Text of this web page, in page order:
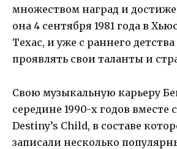
множеством наград и
она 4 сентября 1981 года в
Техас, и уже с раннего
проявлять свои таланты и
Свою музыкальную карьеру
середине 1990-х годов вместе
Destiny’s Child, в составе
записали несколько